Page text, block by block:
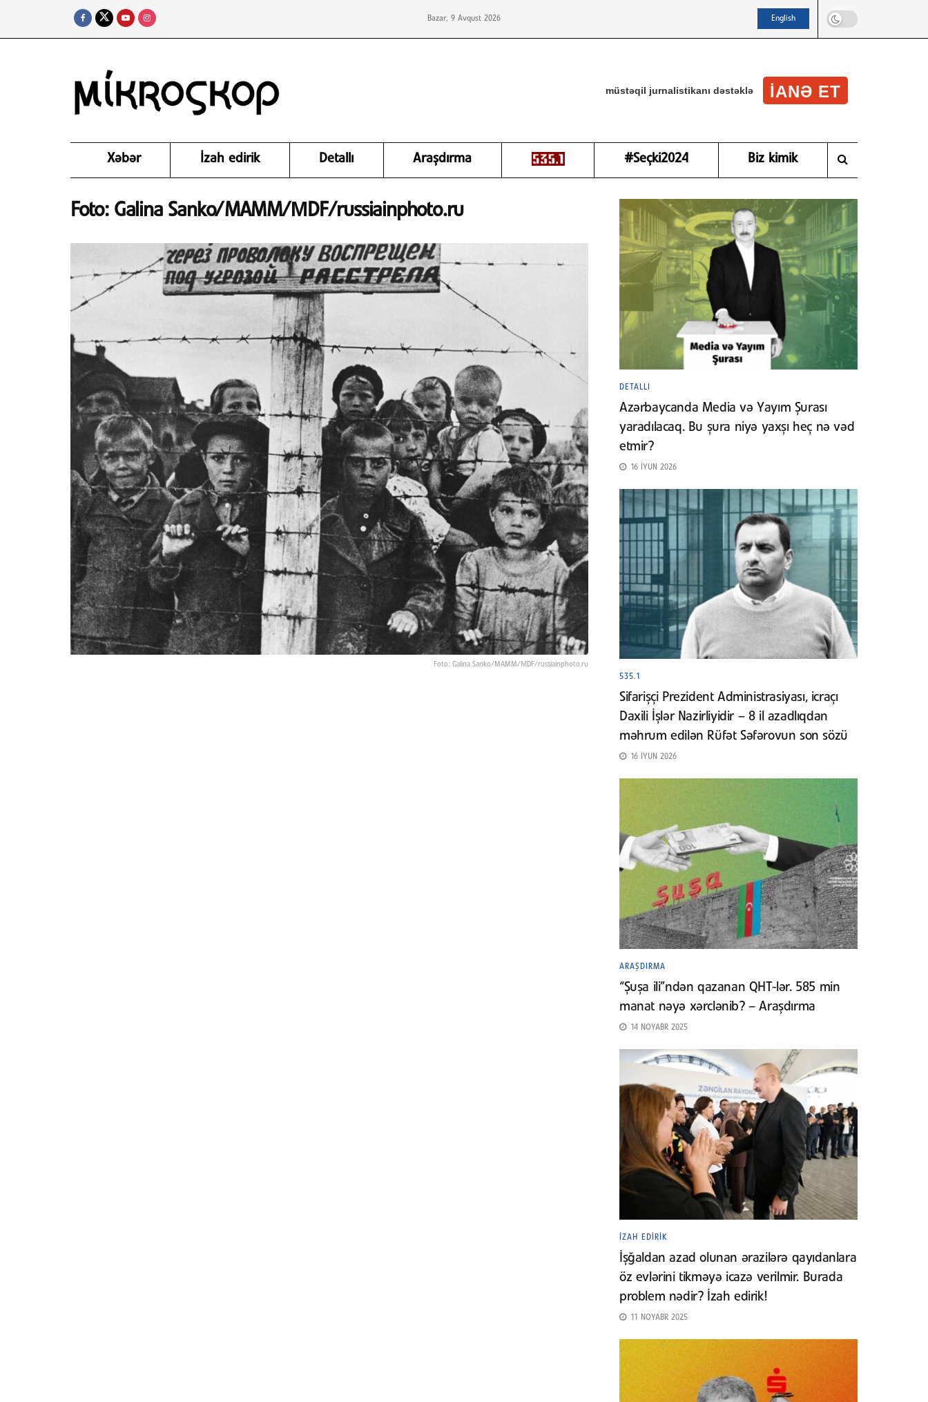
Bazar, 9 Avqust 2026 English
müstəqil jurnalistikanı dəstəklə IANƏ ET
Xəbər İzah edirik Detallı Araşdırma #Seçki2024 Biz kimik
Foto: Galina Sanko/MAMM/МDF/russiainphoto.ru
Foto: Galina Sanko/MAMM/МDF/russiainphoto.ru
DETALLI
Azərbaycanda Media və Yayım Şurası
yaradılacaq. Bu şura niyə yaxşı heç nə vəd
etmir?
16 İYUN 2026
535.1
Sifarişçi Prezident Administrasiyası, icraçı
Daxili İşlər Nazirliyidir – 8 il azadlıqdan
məhrum edilən Rüfət Səfərovun son sözü
16 İYUN 2026
ARAŞDIRMA
“Şuşa ili”ndən qazanan QHT-lər. 585 min
manat nəyə xərclənib? – Araşdırma
14 NOYABR 2025
İZAH EDIRIK
İşğaldan azad olunan ərazilərə qayıdanlara
öz evlərini tikməyə icazə verilmir. Burada
problem nədir? İzah edirik!
11 NOYABR 2025